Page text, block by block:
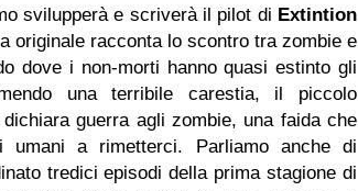
svilupperà e scriverà il pilot di Extintion
originale racconta lo scontro tra zombie e
dove i non-morti hanno quasi estinto gli
una terribile carestia, il piccolo
guerra agli zombie, una faida che
a rimetterci. Parliamo anche di
tredici episodi della prima stagione di